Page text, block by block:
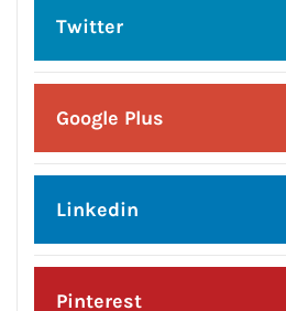
CONNECT
Facebook
Twitter